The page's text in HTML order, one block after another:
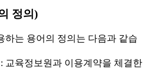
정의)
하는 용어의 정의는 다음과 같습
교육정보원과 이용계약을 체결한